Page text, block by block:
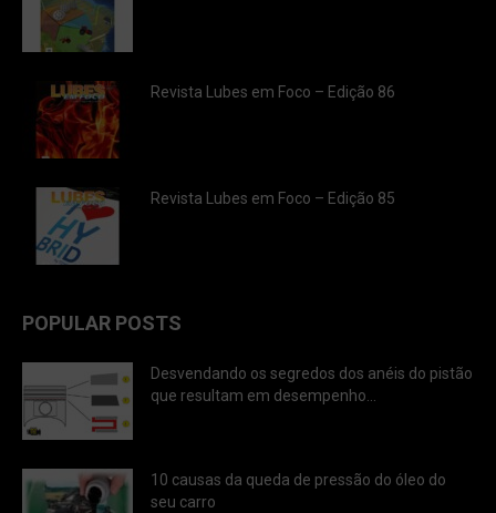
Revista Lubes em Foco – Edição 86
Revista Lubes em Foco – Edição 85
POPULAR POSTS
Desvendando os segredos dos anéis do pistão
que resultam em desempenho...
10 causas da queda de pressão do óleo do
seu carro